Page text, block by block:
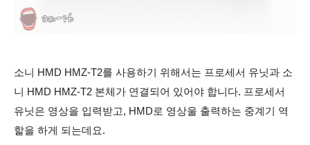
소니 HMD HMZ-T2를 사용하기 위해서는 프로세서 유닛과 소
니 HMD HMZ-T2 본체가 연결되어 있어야 합니다. 프로세서
유닛은 영상을 입력받고, HMD로 영상울 출력하는 중계기 역
할을 하게 되는데요.